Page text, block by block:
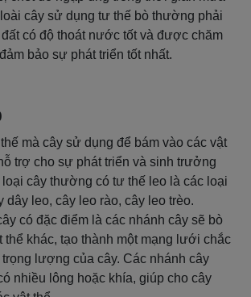
cây sử dụng tư thế bò thường phải
có độ thoát nước tốt và được chăm
bảo sự phát triển tốt nhất.
mà cây sử dụng để bám vào các vật
trợ cho sự phát triển và sinh trưởng
cây thường có tư thế leo là các loại
dây leo, cây leo rào, cây leo trèo.
có đặc điểm là các nhánh cây sẽ bò
thể khác, tạo thành một mạng lưới chắc
lượng của cây. Các nhánh cây
nhiều lông hoặc khía, giúp cho cây